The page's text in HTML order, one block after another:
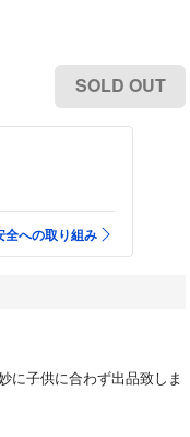
SOLD OUT
全への取り組み
に子供に合わず出品致しま